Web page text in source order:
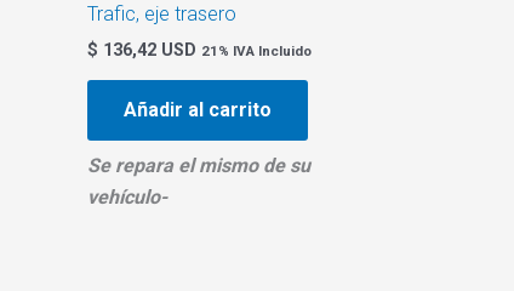
Trafic, eje trasero
$ 136,42 USD 21% IVA Incluido
Añadir al carrito
Se repara el mismo de su
vehículo-